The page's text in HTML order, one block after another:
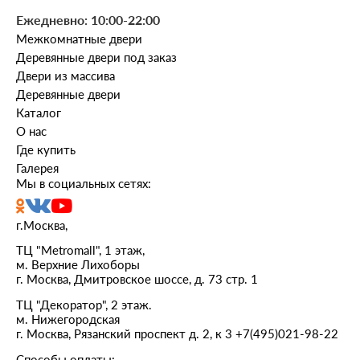
От души рекомендую это место, благодарю всех
участников нашей эпопеи, и точно буду
обращаться только сюда!
Реально, один из немногих моментов ремонта,
который прошел без стресса))
Ежедневно: 10:00-22:00
г.Москва,
ТЦ "Metromall", 1 этаж,
м. Верхние Лихоборы
г. Москва, Дмитровское шоссе, д. 73 стр. 1
ТЦ "Декоратор", 2 этаж.
м. Нижегородская
г. Москва, Рязанский проспект д. 2, к 3 +7(495)021-98-22
Межкомнатные двери
Деревянные двери под заказ
Двери из массива
Деревянные двери
Каталог
О нас
Где купить
Галерея
Мы в социальных сетях: